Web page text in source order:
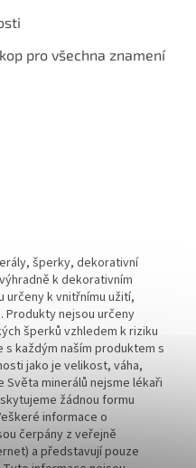
pro všechna znamení
šperky, dekorativní
k dekorativním
určeny k vnitřnímu užití,
Produkty nejsou určeny
šperků vzhledem k riziku
každým naším produktem s
jako je velikost, váha,
minerálů nejsme lékaři
žádnou formu
informace o
čerpány z veřejně
a představují pouze